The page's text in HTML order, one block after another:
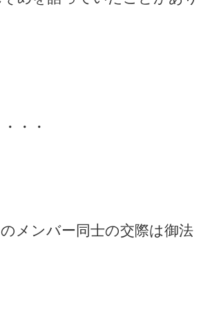
・・
メンバー同士の交際は御法